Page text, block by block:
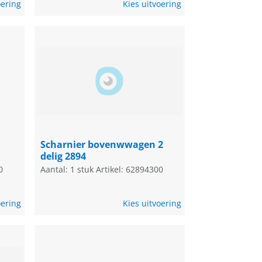
Kies uitvoering
Scharnier bovenwwagen 2
delig 2894
Aantal: 1 stuk Artikel: 62894300
Kies uitvoering